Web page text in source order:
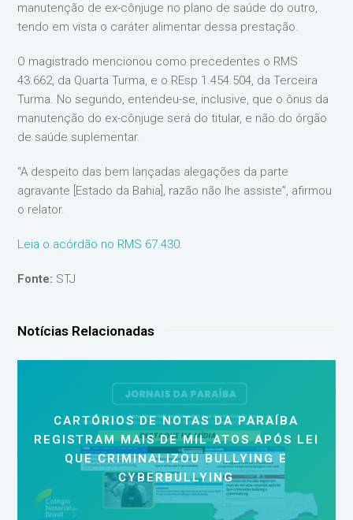
manutenção de ex-cônjuge no plano de saúde do outro,
tendo em vista o caráter alimentar dessa prestação.
O magistrado mencionou como precedentes o RMS
43.662, da Quarta Turma, e o REsp 1.454.504, da Terceira
Turma. No segundo, entendeu-se, inclusive, que o ônus da
manutenção do ex-cônjuge será do titular, e não do órgão
de saúde suplementar.
“A despeito das bem lançadas alegações da parte
agravante [Estado da Bahia], razão não lhe assiste”, afirmou
o relator.
Leia o acórdão no RMS 67.430.
Fonte: STJ
Notícias Relacionadas
CARTÓRIOS DE NOTAS DA PARAÍBA
REGISTRAM MAIS DE MIL ATOS APÓS LEI
QUE CRIMINALIZOU BULLYING E
CYBERBULLYING